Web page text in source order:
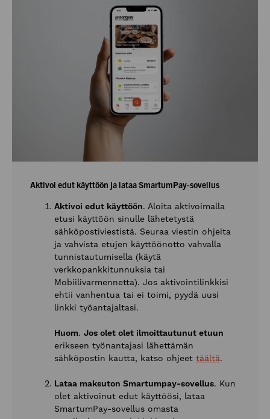
Aktivoi edut käyttöön ja lataa SmartumPay-sovellus
Aktivoi edut käyttöön. Aloita aktivoimalla
etusi käyttöön sinulle lähetetystä
sähköpostiviestistä. Seuraa viestin ohjeita
ja vahvista etujen käyttöönotto vahvalla
tunnistautumisella (käytä
verkkopankkitunnuksia tai
Mobiilivarmennetta). Jos aktivointilinkkisi
ehtii vanhentua tai ei toimi, pyydä uusi
linkki työantajaltasi.
Huom. Jos olet olet ilmoittautunut etuun
erikseen työnantajasi lähettämän
sähköpostin kautta, katso ohjeet täältä.
Lataa maksuton Smartumpay-sovellus. Kun
olet aktivoinut edut käyttöösi, lataa
SmartumPay-sovellus omasta